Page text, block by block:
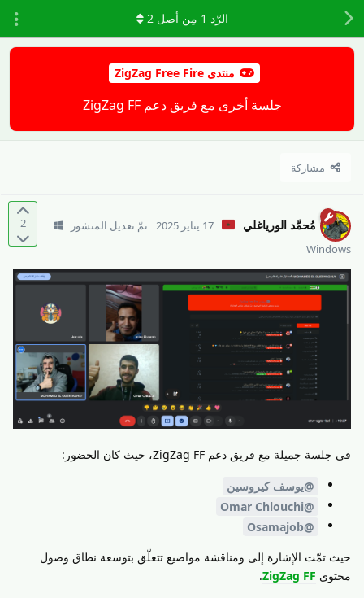
منتدى ZigZag Free Fire
جلسة أخرى مع فريق دعم ZigZag FF
مشاركة
الرّد 1 مِن أصل2
2 مُحمَّد الورياغلي 17 يناير 2025
تمّ تعديل المنشور
Windows
في جلسة جميلة مع فريق دعم ZigZag FF، حيث كان الحضور:
@يوسف كيروسين
@Omar Chlouchi
@Osamajob
حيث تمّت الإشارة إلى ومناقشة مواضيع تتعلّق بتوسعة نطاق وصول
محتوى ZigZag FF
.